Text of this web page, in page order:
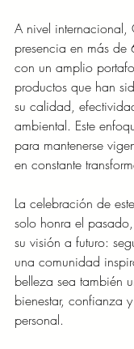
A nivel internacional,
presencia en más de
con un amplio
productos que han
su calidad,
ambiental. Este
para mantenerse
en constante
La celebración de
solo honra el
su visión a futuro:
una comunidad
belleza sea también
bienestar, confianza
personal.